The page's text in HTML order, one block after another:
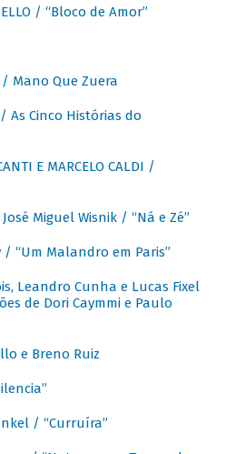
/ “Bloco de Amor”
/ Mano Que Zuera
/ As Cinco Histórias do
E MARCELO CALDI /
Miguel Wisnik / “Ná e Zé”
/ “Um Malandro em Paris”
Leandro Cunha e Lucas Fixel
de Dori Caymmi e Paulo
e Breno Ruiz
/ “Curruíra”